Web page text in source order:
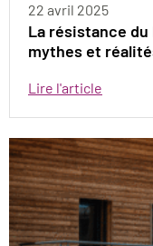
22 avril 2025
La résistance
mythes et
Lire l'article